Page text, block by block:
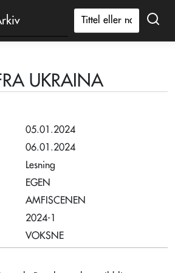
UKRAINA
05.01.2024
06.01.2024
Lesning
EGEN
AMFISCENEN
2024-1
VOKSNE